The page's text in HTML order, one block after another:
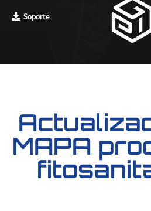
Soporte
MAPA